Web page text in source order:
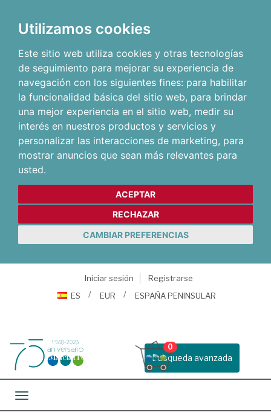
Utilizamos cookies
Este sitio web utiliza cookies y otras tecnologías
de seguimiento para mejorar su experiencia de
navegación con los siguientes fines: para habilitar
la funcionalidad básica del sitio web, para brindar
una mejor experiencia en el sitio web, medir su
interés en nuestros productos y servicios y
personalizar las interacciones de marketing, para
mostrar anuncios que sean más relevantes para
usted.
ACEPTAR
RECHAZAR
CAMBIAR PREFERENCIAS
Iniciar sesión
Registrarse
ES
EUR ESPAÑA PENINSULAR
Busqueda avanzada
0
Toggle navigation